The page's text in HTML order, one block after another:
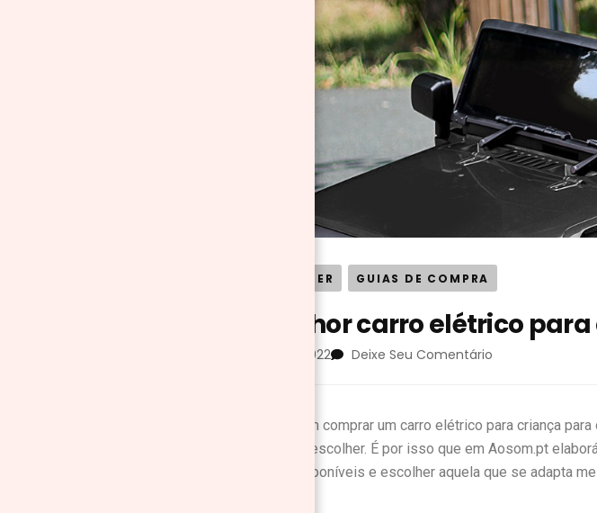
BRINQUEDOS E LAZER GUIAS DE COMPRA
Qual o melhor carro elétrico
22/11/2022 Deixe Seu Comentário
Se estás a pensar em comprar um carro elétrico para criança
melhor modelo para escolher. É por isso que em Aosom.pt
todas as opções disponíveis e escolher aquela que se adapta